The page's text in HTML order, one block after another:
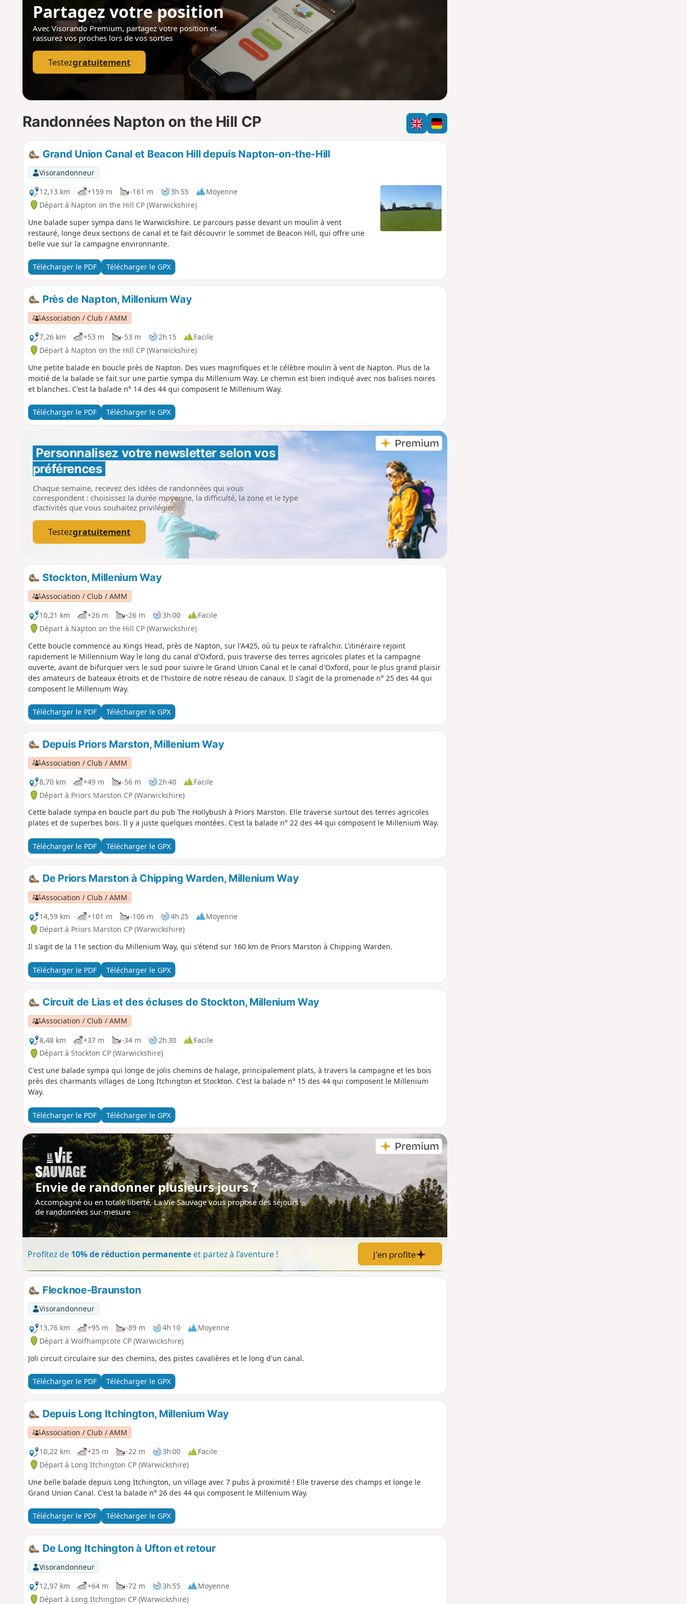
Partagez votre position
Avec Visorando Premium, partagez votre positionet
rassurez vos proches lors de vos sorties
Testezgratuitement
Randonnées Napton on the Hill CP
Grand Union Canal et Beacon Hill depuis Napton-on-the-Hill
Visorandonneur
12,13 km
+159 m -161 m 3h 55
Moyenne
Départ à Napton on the Hill CP (Warwickshire)
Une balade super sympa dans le Warwickshire. Le parcours passe devant un moulin à vent
restauré, longe deux sections de canal et te fait découvrir le sommet de Beacon Hill, qui offre une
belle vue sur la campagne environnante.
Télécharger le PDF Télécharger le GPX
Près de Napton, Millenium Way
Association / Club / AMM
7,26 km
+53 m -53 m 2h 15
Facile
Départ à Napton on the Hill CP (Warwickshire)
Une petite balade en boucle près de Napton. Des vues magnifiques et le célèbre moulin à vent de Napton. Plus de la
moitié de la balade se fait sur une partie sympa du Millenium Way. Le chemin est bien indiqué avec nos balises noires
et blanches. C'est la balade n° 14 des 44 qui composent le Millenium Way.
Télécharger le PDF Télécharger le GPX
Personnalisez votre newsletter selon vos
préférences
Chaque semaine, recevez des idées de randonnées qui vous
correspondent : choisissez la durée moyenne, la difficulté, la zone et le type
d’activités que vous souhaitez privilégier.
Testezgratuitement
Stockton, Millenium Way
Association / Club / AMM
10,21 km
+26 m -26 m 3h 00
Facile
Départ à Napton on the Hill CP (Warwickshire)
Cette boucle commence au Kings Head, près de Napton, sur l'A425, où tu peux te rafraîchir. L'itinéraire rejoint
rapidement le Millennium Way le long du canal d'Oxford, puis traverse des terres agricoles plates et la campagne
ouverte, avant de bifurquer vers le sud pour suivre le Grand Union Canal et le canal d'Oxford, pour le plus grand plaisir
des amateurs de bateaux étroits et de l'histoire de notre réseau de canaux. Il s'agit de la promenade n° 25 des 44 qui
composent le Millenium Way.
Télécharger le PDF Télécharger le GPX
Depuis Priors Marston, Millenium Way
Association / Club / AMM
8,70 km
+49 m -56 m 2h 40
Facile
Départ à Priors Marston CP (Warwickshire)
Cette balade sympa en boucle part du pub The Hollybush à Priors Marston. Elle traverse surtout des terres agricoles
plates et de superbes bois. Il y a juste quelques montées. C'est la balade n° 22 des 44 qui composent le Millenium Way.
Télécharger le PDF Télécharger le GPX
De Priors Marston à Chipping Warden, Millenium Way
Association / Club / AMM
14,59 km
+101 m -106 m 4h 25
Moyenne
Départ à Priors Marston CP (Warwickshire)
Il s'agit de la 11e section du Millenium Way, qui s'étend sur 160 km de Priors Marston à Chipping Warden.
Télécharger le PDF Télécharger le GPX
Circuit de Lias et des écluses de Stockton, Millenium Way
Association / Club / AMM
8,48 km
+37 m -34 m 2h 30
Facile
Départ à Stockton CP (Warwickshire)
C'est une balade sympa qui longe de jolis chemins de halage, principalement plats, à travers la campagne et les bois
près des charmants villages de Long Itchington et Stockton. C'est la balade n° 15 des 44 qui composent le Millenium
Way.
Télécharger le PDF Télécharger le GPX
Envie de randonner plusieurs jours ?
Accompagné ou en totale liberté, La Vie Sauvage vous propose des séjours
de randonnées sur-mesure
Profitez de 10% de réduction permanenteet partez à l’aventure ! J'en profite
Flecknoe-Braunston
Visorandonneur
13,76 km
+95 m -89 m 4h 10
Moyenne
Départ à Wolfhampcote CP (Warwickshire)
Joli circuit circulaire sur des chemins, des pistes cavalières et le long d'un canal.
Télécharger le PDF Télécharger le GPX
Depuis Long Itchington, Millenium Way
Association / Club / AMM
10,22 km
+25 m -22 m 3h 00
Facile
Départ à Long Itchington CP (Warwickshire)
Une belle balade depuis Long Itchington, un village avec 7 pubs à proximité ! Elle traverse des champs et longe le
Grand Union Canal. C'est la balade n° 26 des 44 qui composent le Millenium Way.
Télécharger le PDF Télécharger le GPX
De Long Itchington à Ufton et retour
Visorandonneur
12,97 km
+64 m -72 m 3h 55
Moyenne
Départ à Long Itchington CP (Warwickshire)